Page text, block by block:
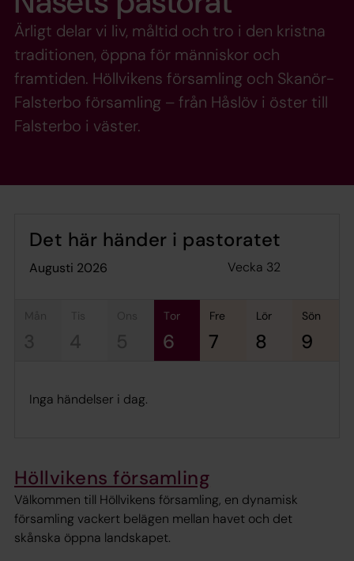
Ärligt delar vi liv, måltid och tro i den kristna
traditionen, öppna för människor och
framtiden. Höllvikens församling och Skanör-
Falsterbo församling – från Håslöv i öster till
Falsterbo i väster.
Det här händer i pastoratet
augusti 2026 Vecka 32
tis
4
tor
6
fre
7
lör
8
sön
9
Inga händelser i dag.
Höllvikens församling
Välkommen till Höllvikens församling, en dynamisk
församling vackert belägen mellan havet och det
skånska öppna landskapet.